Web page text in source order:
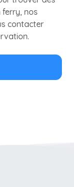
nos
contacter